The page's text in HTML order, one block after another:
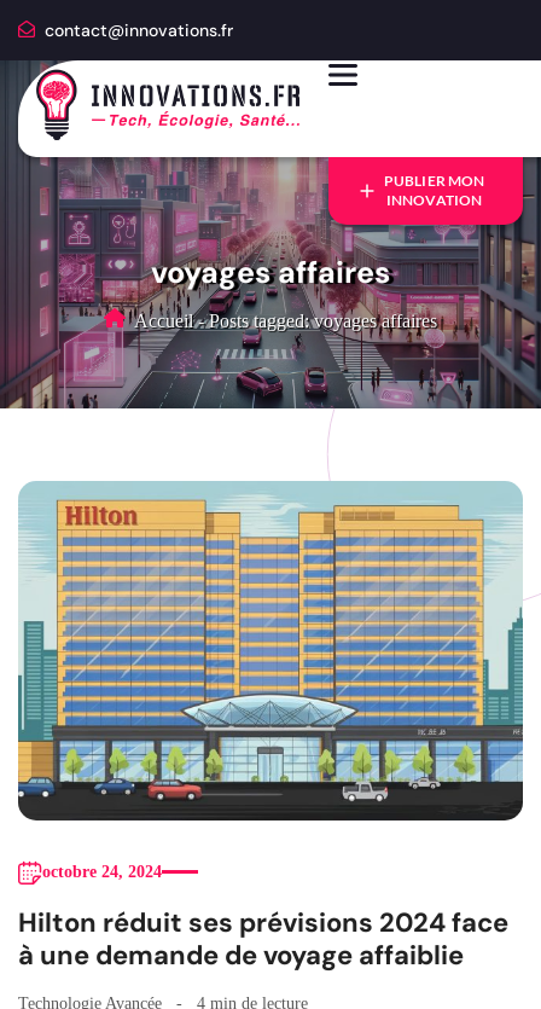
contact@innovations.fr
PUBLIER MON
INNOVATION
voyages affaires
Accueil - Posts tagged: voyages affaires
octobre 24, 2024
Hilton réduit ses prévisions 2024 face
à une demande de voyage affaiblie
Technologie Avancée 4 min de lecture